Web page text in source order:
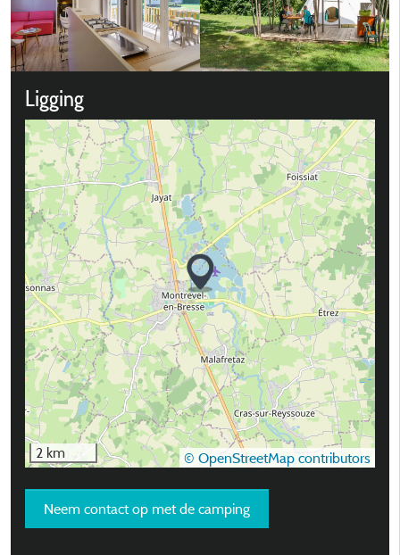
Ligging
2 km © OpenStreetMap contributors
Neem contact op met de camping